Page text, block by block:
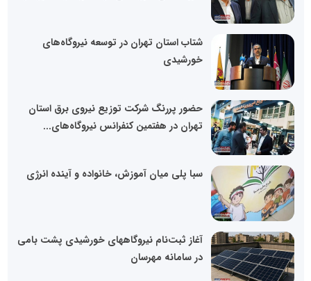
شتاب استان تهران در توسعه نیروگاه‌های
خورشیدی
حضور پررنگ شرکت توزیع نیروی برق استان
تهران در هفتمین کنفرانس نیروگاه‌های...
سبا پلی میان آموزش، خانواده و آینده انرژی
آغاز ثبت‌نام نیروگاههای خورشیدی پشت بامی
در سامانه مهرسان